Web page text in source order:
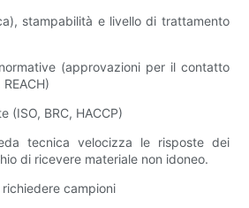
stampabilità e livello di trattamento
(approvazioni per il contatto
(ISO, BRC, HACCP)
tecnica velocizza le risposte dei
di ricevere materiale non idoneo.
campioni